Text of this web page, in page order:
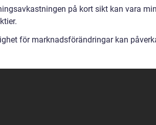
på kort sikt kan vara
för marknadsförändringar kan